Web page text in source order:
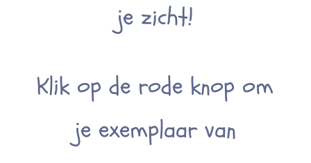
je zicht!
Klik op de rode knop om
je exemplaar van